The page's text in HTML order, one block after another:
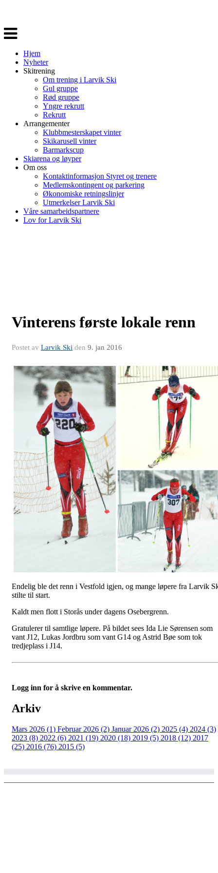
Veksle
navigasjon
Hjem
Nyheter
Skitrening
Om trening i Larvik Ski
Gul gruppe
Rød gruppe
Yngre rekrutt
Rekrutt
Arrangementer
Klubbmesterskapet vinter
Skikarusell vinter
Barmarkscup
Skiarena og løyper
Om oss
Kontaktinformasjon Styret og trenere
Medlemskontingent og parkering
Økonomiske retningslinjer
Utmerkelser Larvik Ski
Våre samarbeidspartnere
Lov for Larvik Ski
Vinterens første lokale renn
Postet av Larvik Ski den 9. jan 2016
Endelig ble det renn i Vestfold igjen, og mange løpere fra Larvik
stilte til start.
Kaldt men flott i Storås under dagens Osebergrenn.
Gratulerer til samtlige løpere. På bildet sees Ida Lie Sørensen som
vant J12, Lukas Jordbru som vant G14 og Astrid Bøe som tok
tredjeplass i J14.
Logg inn for å skrive en kommentar.
Arkiv
Mars 2026 (1) Februar 2026 (2) Januar 2026 (2) 2025 (4) 2024 (3)
2023 (8) 2022 (6) 2021 (19) 2020 (18) 2019 (5) 2018 (12) 2017
(25) 2016 (76) 2015 (5)